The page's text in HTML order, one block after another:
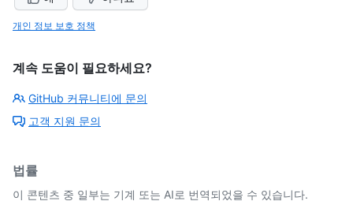
개인 정보 보호 정책
계속 도움이 필요하세요?
GitHub 커뮤니티에 문의
고객 지원 문의
법률
이 콘텐츠 중 일부는 기계 또는 AI로 번역되었을 수 있습니다.